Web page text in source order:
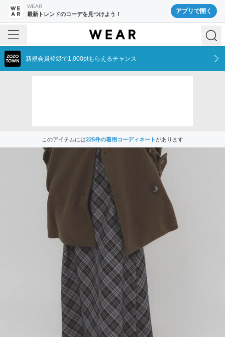
WEAR
最新トレンドのコーデを見つけよう！ アプリで開く
新規会員登録で1,000ptもらえるチャンス
このアイテムには225件の着用コーディネートがあります